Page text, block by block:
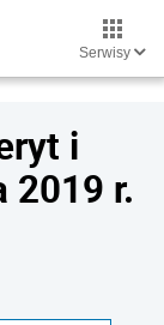
Serwisy
i
2019 r.